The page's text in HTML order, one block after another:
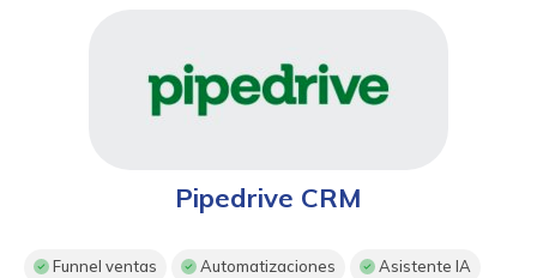
Pipedrive CRM
Funnel ventas Automatizaciones Asistente IA